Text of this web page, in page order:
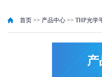
首页 >> 产品中心 >> THP光学
产